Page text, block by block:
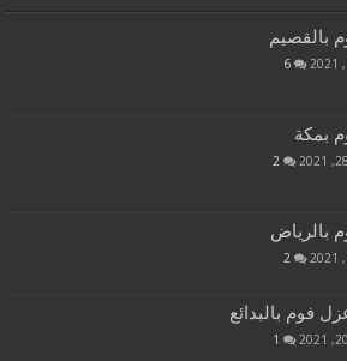
بالقصيم
6
بمكة
2
بالرياض
2
فوم بالبدائع
1